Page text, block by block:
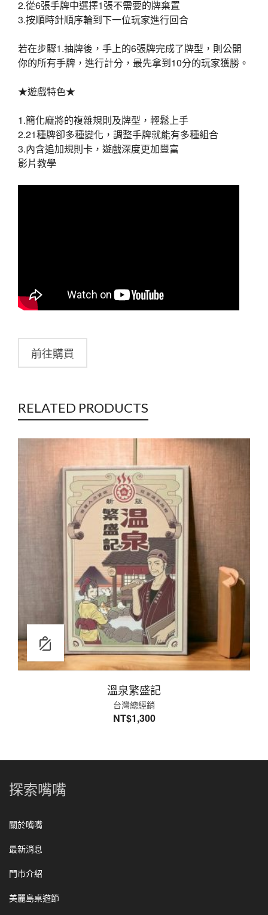
2.從6張手牌中選擇1張不需要的牌棄置
3.按順時針順序輪到下一位玩家進行回合
若在步驟1.抽牌後，手上的6張牌完成了牌型，則公開
你的所有手牌，進行計分，最先拿到10分的玩家獲勝。
★遊戲特色★
1.簡化麻將的複雜規則及牌型，輕鬆上手
2.21種牌卻多種變化，調整手牌就能有多種組合
3.內含追加規則卡，遊戲深度更加豐富
影片教學
前往購買
RELATED PRODUCTS
溫泉繁盛記
台灣總經銷
NT$1,300
探索嘴嘴
關於嘴嘴
最新消息
門市介紹
美麗島桌遊節